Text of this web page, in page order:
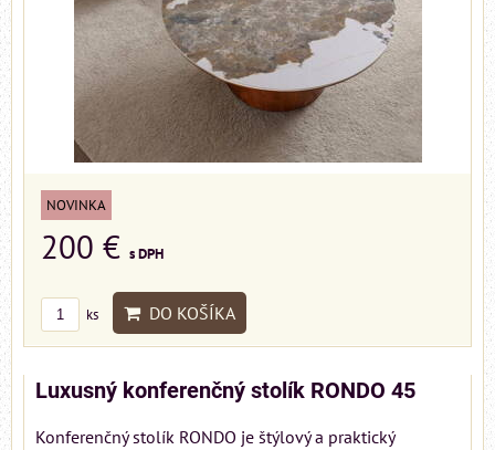
NOVINKA
200 € s DPH
ks DO KOŠÍKA
Luxusný konferenčný stolík RONDO 45
Konferenčný stolík RONDO je štýlový a praktický